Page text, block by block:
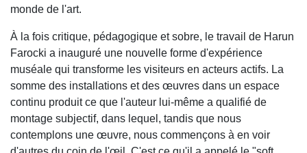
monde de l'art.
À la fois critique, pédagogique et sobre, le travail de Harun
Farocki a inauguré une nouvelle forme d'expérience
muséale qui transforme les visiteurs en acteurs actifs. La
somme des installations et des œuvres dans un espace
continu produit ce que l'auteur lui-même a qualifié de
montage subjectif, dans lequel, tandis que nous
contemplons une œuvre, nous commençons à en voir